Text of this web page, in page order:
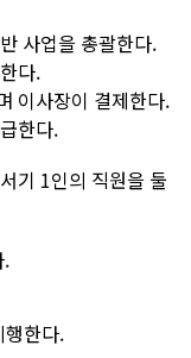
사업을 총괄한다.
다.
이사장이 결제한다.
한다.
기 1인의 직원을 둘
.
한다.